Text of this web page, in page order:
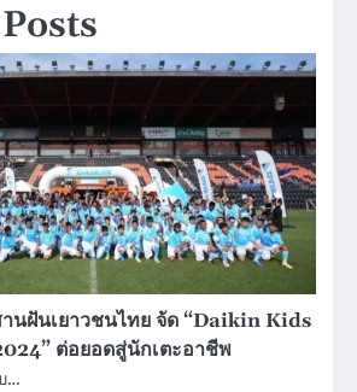
นฝันเยาวชนไทย จัด “Daikin Kids
ต่อยอดสู่นักเตะอาชีพ
…